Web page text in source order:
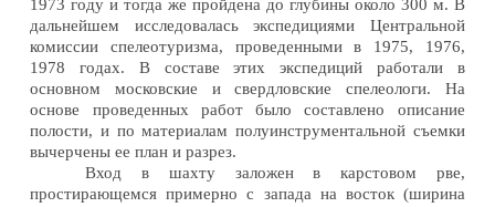
1973 году и тогда же пройдена до глубины около 300 м. В
дальнейшем исследовалась экспедициями Центральной
комиссии спелеотуризма, проведенными в 1975, 1976,
1978 годах. В составе этих экспедиций работали в
основном московские и свердловские спелеологи. На
основе проведенных работ было составлено описание
полости, и по материалам полуинструментальной съемки
вычерчены ее план и разрез.
Вход в шахту заложен в карстовом рве,
простирающемся примерно с запада на восток (ширина